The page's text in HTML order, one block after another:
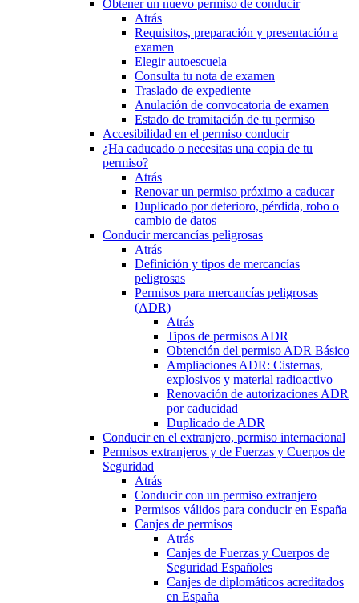
Obtener un nuevo permiso de conducir
Atrás
Requisitos, preparación y presentación a
examen
Elegir autoescuela
Consulta tu nota de examen
Traslado de expediente
Anulación de convocatoria de examen
Estado de tramitación de tu permiso
Accesibilidad en el permiso conducir
¿Ha caducado o necesitas una copia de tu
permiso?
Atrás
Renovar un permiso próximo a caducar
Duplicado por deterioro, pérdida, robo o
cambio de datos
Conducir mercancías peligrosas
Atrás
Definición y tipos de mercancías
peligrosas
Permisos para mercancías peligrosas
(ADR)
Atrás
Tipos de permisos ADR
Obtención del permiso ADR Básico
Ampliaciones ADR: Cisternas,
explosivos y material radioactivo
Renovación de autorizaciones ADR
por caducidad
Duplicado de ADR
Conducir en el extranjero, permiso internacional
Permisos extranjeros y de Fuerzas y Cuerpos de
Seguridad
Atrás
Conducir con un permiso extranjero
Permisos válidos para conducir en España
Canjes de permisos
Atrás
Canjes de Fuerzas y Cuerpos de
Seguridad Españoles
Canjes de diplomáticos acreditados
en España